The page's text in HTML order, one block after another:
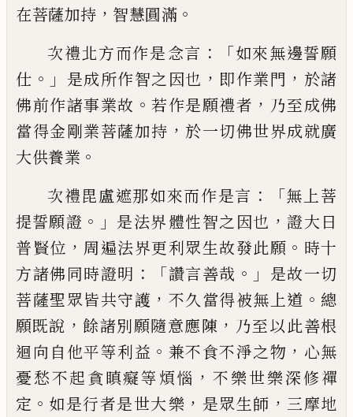
在菩薩加持 ， 智慧圓滿 。
次禮北方而作是念言 ：「如來無邊誓願
仕 。」 是成所作智之因也 ， 即作業門 ， 於諸
佛前作諸事業故 。 若作是願禮者 ， 乃至成佛
當得金剛業菩薩加持 ， 於一切佛世界成就廣
大供養業 。
次禮毘盧遮那如來而作是言 ：「無上菩
提誓願證 。」 是法界體性智之因也 ， 證大日
普賢位 ， 周遍法界更利眾生故發此願 。 時十
方諸佛同時證明 ：「讚言善哉 。」 是故一切
菩薩聖眾皆共守護 ， 不久當得被無上道 。 總
願既說 ， 餘諸別願隨意應陳 ， 乃至以此善根
迴向自他平等利益 。 兼不食不淨之物 ， 心無
憂愁不起貪瞋癡等煩惱 ， 不樂世樂深修禪
定 。 如是行者是世大樂 ， 是眾生師 ， 三摩地